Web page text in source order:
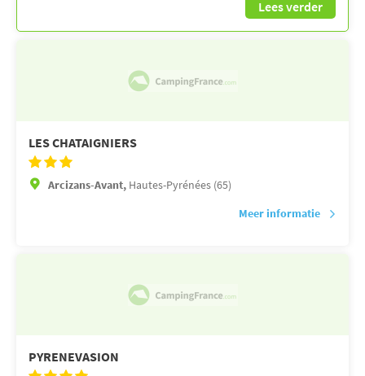
Lees verder
LES CHATAIGNIERS
Arcizans-Avant, Hautes-Pyrénées (65)
Meer informatie
PYRENEVASION